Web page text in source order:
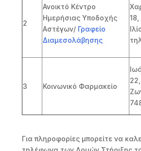
2
Ανοικτό Κέντρο
Ημερήσιας Υποδοχής
Αστέγων/Γραφείο
Διαμεσολάβησης
3 Κοινωνικό Φαρμακείο
Για πληροφορίες μπορείτε να